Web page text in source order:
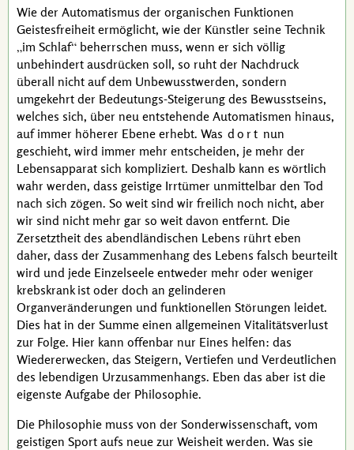
Wie der Automatismus der organischen Funktionen
Geistesfreiheit ermöglicht, wie der Künstler seine Technik
im Schlaf beherrschen muss, wenn er sich völlig
unbehindert ausdrücken soll, so ruht der Nachdruck
überall nicht auf dem Unbewusstwerden, sondern
umgekehrt der Bedeutungs-Steigerung des Bewusstseins,
welches sich, über neu entstehende Automatismen hinaus,
auf immer höherer Ebene erhebt. Was dort nun
geschieht, wird immer mehr entscheiden, je mehr der
Lebensapparat sich kompliziert. Deshalb kann es wörtlich
wahr werden, dass geistige Irrtümer unmittelbar den Tod
nach sich zögen. So weit sind wir freilich noch nicht, aber
wir sind nicht mehr gar so weit davon entfernt. Die
Zersetztheit des abendländischen Lebens rührt eben
daher, dass der Zusammenhang des Lebens falsch beurteilt
wird und jede Einzelseele entweder mehr oder weniger
krebskrank ist oder doch an gelinderen
Organveränderungen und funktionellen Störungen leidet.
Dies hat in der Summe einen allgemeinen Vitalitätsverlust
zur Folge. Hier kann offenbar nur Eines helfen: das
Wiedererwecken, das Steigern, Vertiefen und Verdeutlichen
des lebendigen Urzusammenhangs. Eben das aber ist die
eigenste Aufgabe der Philosophie.
Die Philosophie muss von der Sonderwissenschaft, vom
geistigen Sport aufs neue zur Weisheit werden. Was sie